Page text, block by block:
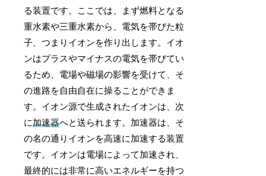
る装置です。ここでは、まず燃料となる
重水素や三重水素から、電気を帯びた粒
子、つまりイオンを作り出します。イオ
ンはプラスやマイナスの電気を帯びてい
るため、電場や磁場の影響を受けて、そ
の進路を自由自在に操ることができま
す。イオン源で生成されたイオンは、次
に加速器へと送られます。加速器は、そ
の名の通りイオンを高速に加速する装置
です。イオンは電場によって加速され、
最終的には非常に高いエネルギーを持つ